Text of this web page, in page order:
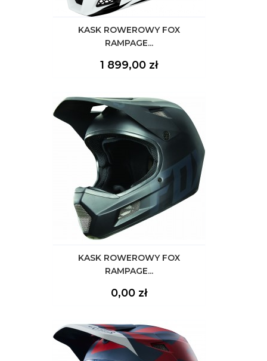
KASK ROWEROWY FOX
RAMPAGE...
Cena
1 899,00 zł
KASK ROWEROWY FOX
RAMPAGE...
Cena
0,00 zł